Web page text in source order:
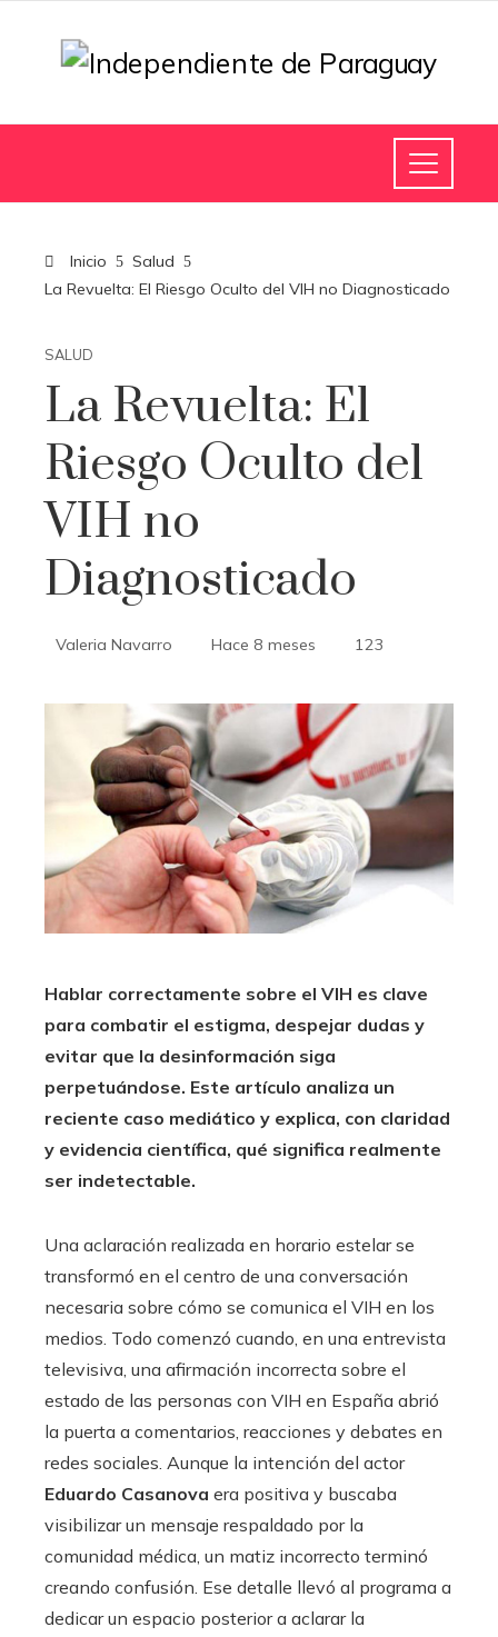
Inicio
Salud
La Revuelta: El Riesgo Oculto del VIH no Diagnosticado
SALUD
La Revuelta: El
Riesgo Oculto del
VIH no
Diagnosticado
Valeria Navarro Hace 8 meses 123
Hablar correctamente sobre el VIH es clave
para combatir el estigma, despejar dudas y
evitar que la desinformación siga
perpetuándose. Este artículo analiza un
reciente caso mediático y explica, con claridad
y evidencia científica, qué significa realmente
ser indetectable.
Una aclaración realizada en horario estelar se
transformó en el centro de una conversación
necesaria sobre cómo se comunica el VIH en los
medios. Todo comenzó cuando, en una entrevista
televisiva, una afirmación incorrecta sobre el
estado de las personas con VIH en España abrió
la puerta a comentarios, reacciones y debates en
redes sociales. Aunque la intención del actor
Eduardo Casanova era positiva y buscaba
visibilizar un mensaje respaldado por la
comunidad médica, un matiz incorrecto terminó
creando confusión. Ese detalle llevó al programa a
dedicar un espacio posterior a aclarar la